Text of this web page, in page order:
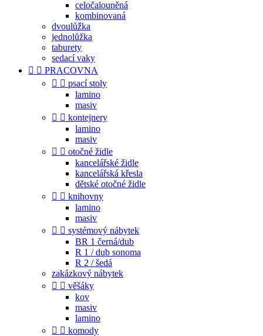
celočalouněná
kombinovaná
dvoulůžka
jednolůžka
taburety
sedací vaky
  PRACOVNA
  psací stoly
lamino
masiv
  kontejnery
lamino
masiv
  otočné židle
kancelářské židle
kancelářská křesla
dětské otočné židle
  knihovny
lamino
masiv
  systémový nábytek
BR 1 černá/dub
R 1 / dub sonoma
R 2 / šedá
zakázkový nábytek
  věšáky
kov
masiv
lamino
  komody